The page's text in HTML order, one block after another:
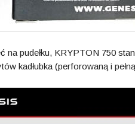
na pudełku, KRYPTON 750
kadłubka (perforowaną i